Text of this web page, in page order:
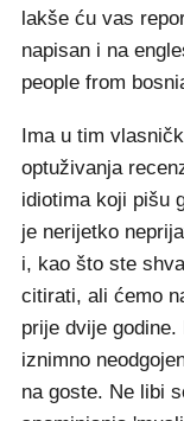
lakše ću vas
napisan i na
people from
Ima u tim
optuživanja
idiotima koji pišu
je nerijetko
i, kao što ste
citirati, ali ćemo
prije dvije
iznimno
na goste. Ne libi